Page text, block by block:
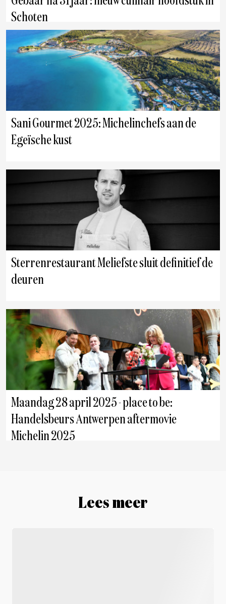
Schoten
Antwerpen
Sani Gourmet 2025: Michelinchefs aan de
Egeïsche kust
Sterrenrestaurant Meliefste sluit definitief de
deuren
Maandag 28 april 2025 - place to be:
Handelsbeurs Antwerpen aftermovie
Michelin 2025
Lees meer